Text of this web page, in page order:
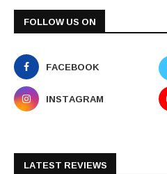
FOLLOW US ON
FACEBOOK
INSTAGRAM
LATEST REVIEWS